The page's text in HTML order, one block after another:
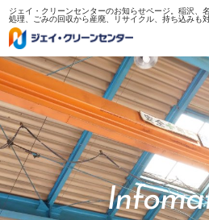
ジェイ・クリーンセンターのお知らせページ。稲沢、
処理、ごみの回収から産廃、リサイクル、持ち込みも対